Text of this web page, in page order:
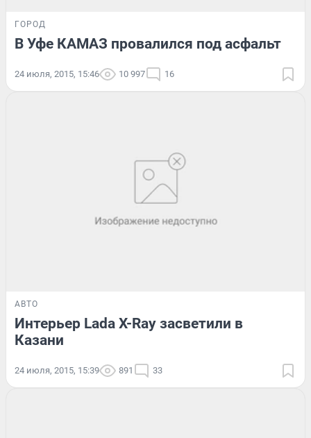
ГОРОД
В Уфе КАМАЗ провалился под асфальт
24 июля, 2015, 15:46 10 997 16
АВТО
Интерьер Lada X-Ray засветили в
Казани
24 июля, 2015, 15:39 891 33